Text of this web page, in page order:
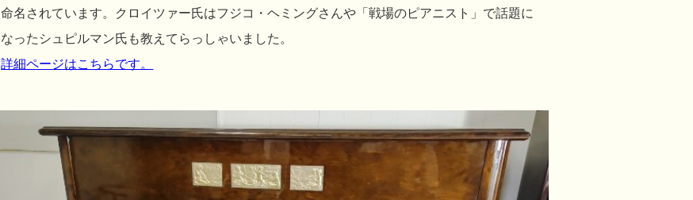
命名されています。クロイツァー氏はフジコ・ヘミングさんや「戦場のピアニスト」で話題に
なったシュピルマン氏も教えてらっしゃいました。
詳細ページはこちらです。